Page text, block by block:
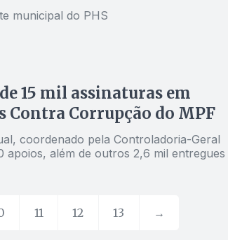
municipal do PHS
15 mil assinaturas em
Contra Corrupção do MPF
coordenado pela Controladoria-Geral
apoios, além de outros 2,6 mil entregues
11 12 13 →